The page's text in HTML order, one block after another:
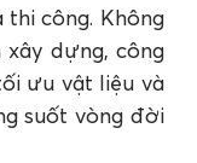
công. Không
dựng, công
ưu vật liệu và
suốt vòng đời